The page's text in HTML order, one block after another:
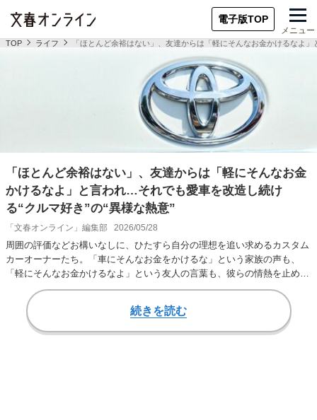
電子版TOP
メニュー
TOP ライフ 「ほとんど余裕はない」、友達からは「軽にそんなお金かけるなよ
「ほとんど余裕はない」、友達からは「軽にそんなお金
かけるなよ」と言われ…それでも愛車を改造し続け
る“クルマ好き”の“異様な熱意”
「文春オンライン」編集部 2026/05/28
周囲の評価などお構いなしに、ひたすら自分の理想を追い求めるカスタム
カーオーナーたち。「車にそんなお金をかけるな」という家族の声も、
「軽にそんなお金かけるなよ」という友人の言葉も、彼らの情熱を止める
ことはできない。そ…
続きを読む